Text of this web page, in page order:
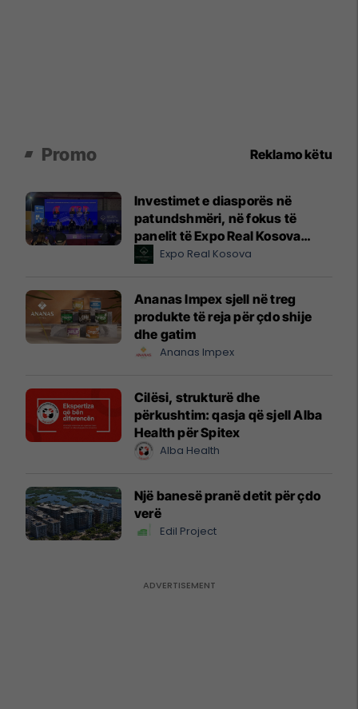
Promo Reklamo këtu
Investimet e diasporës në
patundshmëri, në fokus të
panelit të Expo Real Kosova
2026Expo Real Kosova
Ananas Impex sjell në treg
produkte të reja për çdo shije
dhe gatim
Ananas Impex
Cilësi, strukturë dhe
përkushtim: qasja që sjell Alba
Health për Spitex
Alba Health
Një banesë pranë detit për çdo
verë
Edil Project